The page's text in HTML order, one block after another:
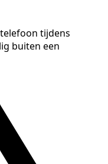
tijdens
buiten een